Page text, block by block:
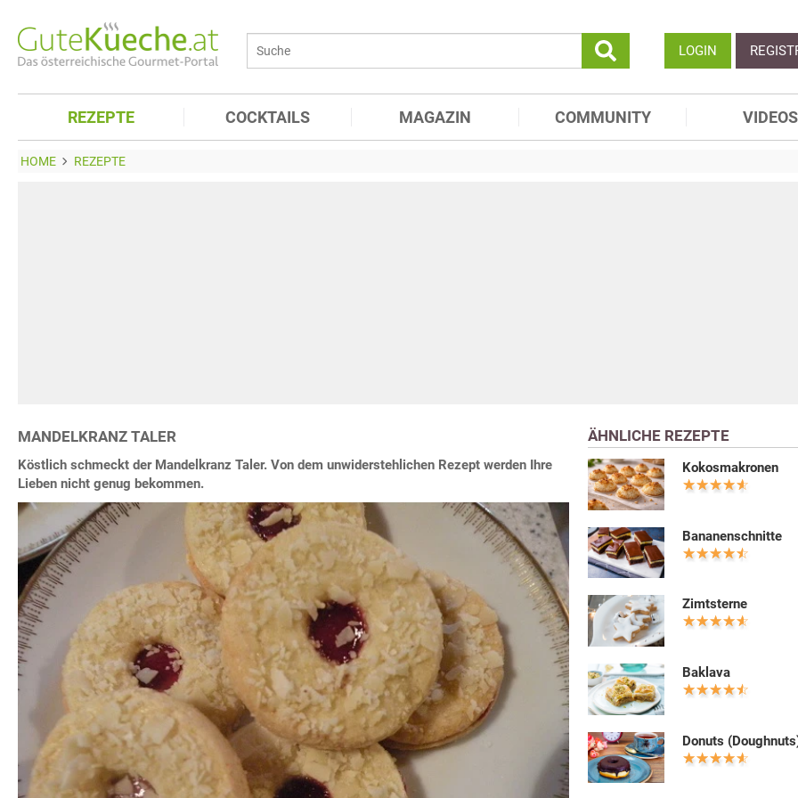
LOGIN
REZEPTE COCKTAILS MAGAZIN COMMUNITY VIDEOS
HOME REZEPTE
MANDELKRANZ TALER
Köstlich schmeckt der Mandelkranz Taler. Von dem unwiderstehlichen Rezept werden Ihre
Lieben nicht genug bekommen.
ÄHNLICHE REZEPTE
Kokosmakronen
Bananenschnitte
Zimtsterne
Baklava
Donuts